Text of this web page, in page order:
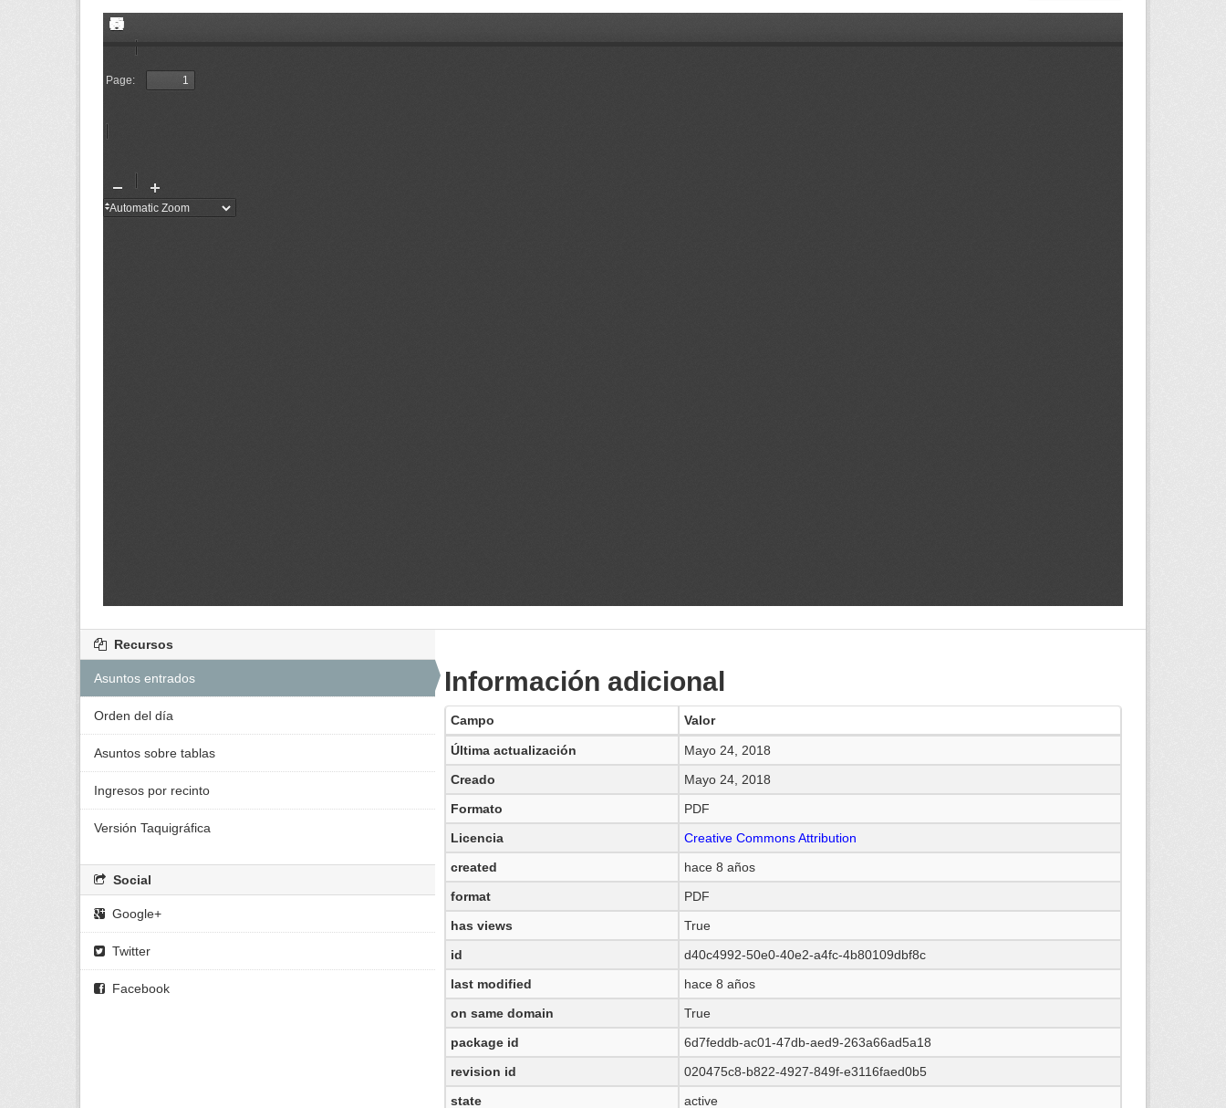
Información adicional
Campo Valor
Última actualización
Mayo 24, 2018
Creado
Mayo 24, 2018
Formato
PDF
Licencia
Creative Commons Attribution
created
hace 8 años
format
PDF
has views
True
id
d40c4992-50e0-40e2-a4fc-4b80109dbf8c
last modified
hace 8 años
on same domain
True
package id
6d7feddb-ac01-47db-aed9-263a66ad5a18
revision id
020475c8-b822-4927-849f-e3116faed0b5
state
active
Recursos
Asuntos entrados
Orden del día
Asuntos sobre tablas
Ingresos por recinto
Versión Taquigráfica
Social
Google+
Twitter
Facebook